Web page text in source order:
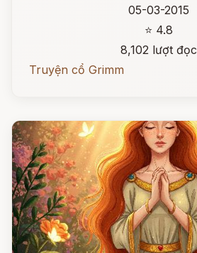
05-03-2015
⭐ 4.8
8,102 lượt đọc
Truyện cổ Grimm